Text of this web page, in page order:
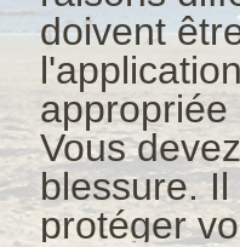
doivent
appropriée
Vous
blessure.
protéger